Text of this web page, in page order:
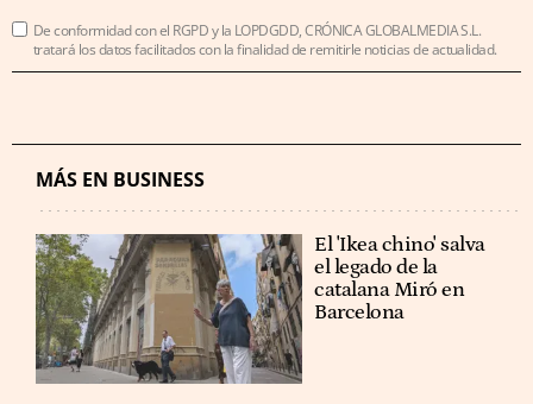
De conformidad con el RGPD y la LOPDGDD, CRÓNICA GLOBALMEDIA S.L.
tratará los datos facilitados con la finalidad de remitirle noticias de actualidad.
MÁS EN BUSINESS
El 'Ikea chino' salva
el legado de la
catalana Miró en
Barcelona